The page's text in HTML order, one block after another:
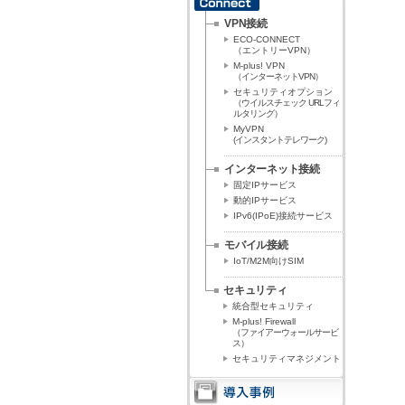
VPN接続
ECO-CONNECT
（エントリーVPN）
M-plus! VPN
（インターネットVPN）
セキュリティオプション
（ウイルスチェック URLフィ
ルタリング）
MyVPN
(インスタントテレワーク)
インターネット接続
固定IPサービス
動的IPサービス
IPv6(IPoE)接続サービス
モバイル接続
IoT/M2M向けSIM
セキュリティ
統合型セキュリティ
M-plus! Firewall
（ファイアーウォールサービ
ス）
セキュリティマネジメント